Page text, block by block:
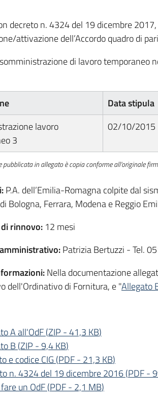
decreto n. 4324 del 19 dicembre
attivazione dell’Accordo quadro di
di lavoro temporaneo
Data stipula
lavoro
3
02/10/2015
pubblicata in allegato è copia conforme all'originale
P.A. dell’Emilia-Romagna colpite dal
Bologna, Ferrara, Modena e Reggio
rinnovo: 12 mesi
Patrizia Bertuzzi - Tel.
Nella documentazione
dell'Ordinativo di Fornitura, e "Allegato
A all'OdF(ZIP -41,3 KB)
B (ZIP -9,4 KB)
e codice CIG (PDF- 21,3 KB)
n. 4324 del 19 dicembre 2016(PDF-
un OdF(PDF- 2,1 MB)